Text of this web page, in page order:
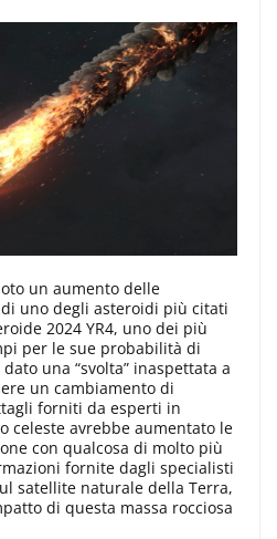
un aumento delle
uno degli asteroidi più citati
2024 YR4, uno dei più
per le sue probabilità di
una “svolta” inaspettata a
un cambiamento di
forniti da esperti in
celeste avrebbe aumentato le
con qualcosa di molto più
fornite dagli specialisti
satellite naturale della Terra,
di questa massa rocciosa